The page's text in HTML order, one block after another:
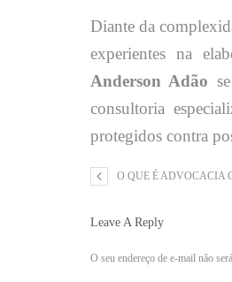
Diante da
experientes na
Anderson Adão
consultoria
protegidos contra
O QUE É ADVOCACIA
Leave A Reply
O seu endereço de e-mail não